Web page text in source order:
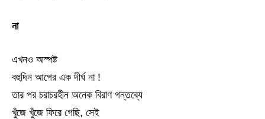
না
এখনও অস্পষ্ট
বহুদিন আগের এক দীর্ঘ না !
তার পর চরাচরহীন অনেক বিরাণ গন্তব্যে
খুঁজে খুঁজে ফিরে গেছি, সেই